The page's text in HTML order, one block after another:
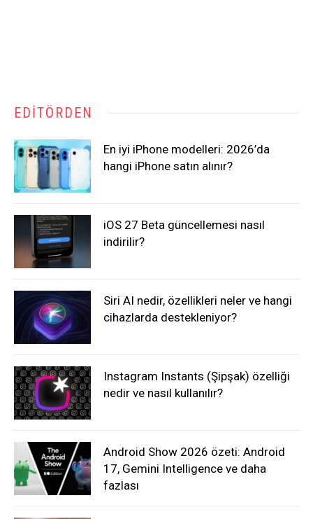
EDITÖRDEN
En iyi iPhone modelleri: 2026’da
hangi iPhone satın alınır?
iOS 27 Beta güncellemesi nasıl
indirilir?
Siri AI nedir, özellikleri neler ve hangi
cihazlarda destekleniyor?
Instagram Instants (Şipşak) özelliği
nedir ve nasıl kullanılır?
Android Show 2026 özeti: Android
17, Gemini Intelligence ve daha
fazlası